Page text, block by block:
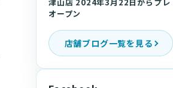
オープン
店舗ブログ一覧を見る